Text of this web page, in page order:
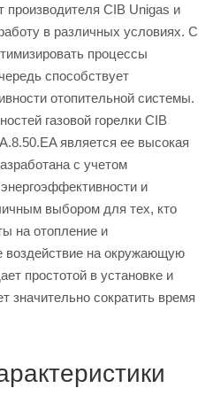
производителя CIB Unigas и
в различных условиях. С
процессы
способствует
отопительной системы.
газовой горелки CIB
является ее высокая
с учетом
и
выбором для тех, кто
на отопление и
воздействие на окружающую
простотой в установке и
значительно сократить время